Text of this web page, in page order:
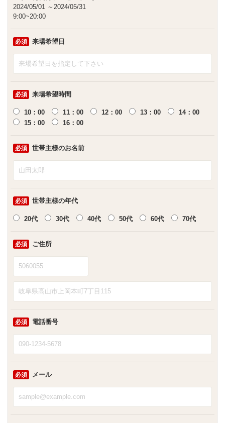
2024/05/01 ～2024/05/31
9:00~20:00
必須 来場希望日
必須 来場希望時間
10：00 11：00 12：00 13：00
14：00
15：00
16：00
必須 世帯主様のお名前
必須 世帯主様の年代
20代 30代 40代 50代 60代 70代
必須 ご住所
必須 電話番号
必須 メール